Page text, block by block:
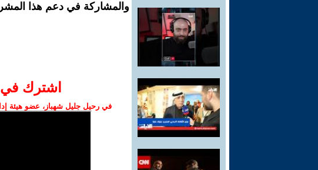
والمشاركة في دعم هذا
اشترك في
في رحيل جليل شهباز، عضو هيئة